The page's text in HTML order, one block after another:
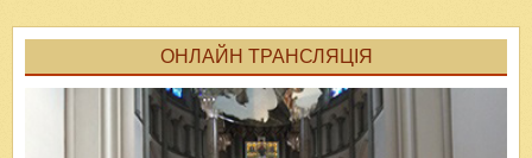
ОНЛАЙН ТРАНСЛЯЦІЯ